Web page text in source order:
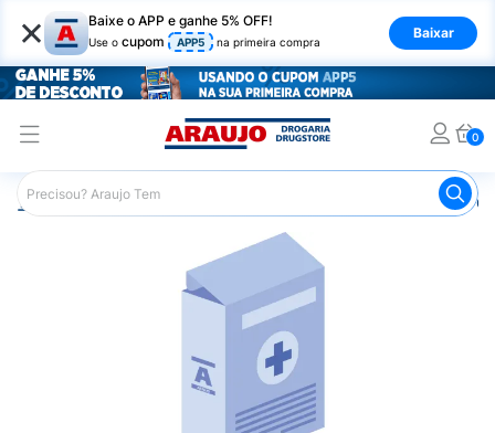
× Baixe o APP e ganhe 5% OFF!
Use o cupom APP5 na primeira compra
Baixar
0
Araujo Medicamentos Remédios